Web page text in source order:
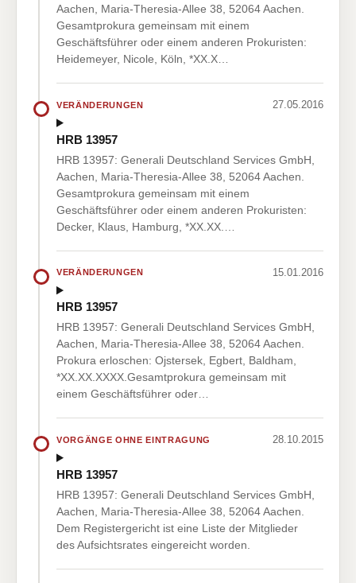
Aachen, Maria-Theresia-Allee 38, 52064 Aachen.
Gesamtprokura gemeinsam mit einem
Geschäftsführer oder einem anderen Prokuristen:
Heidemeyer, Nicole, Köln, *XX.X…
VERÄNDERUNGEN 27.05.2016
HRB 13957
HRB 13957: Generali Deutschland Services GmbH,
Aachen, Maria-Theresia-Allee 38, 52064 Aachen.
Gesamtprokura gemeinsam mit einem
Geschäftsführer oder einem anderen Prokuristen:
Decker, Klaus, Hamburg, *XX.XX.…
VERÄNDERUNGEN 15.01.2016
HRB 13957
HRB 13957: Generali Deutschland Services GmbH,
Aachen, Maria-Theresia-Allee 38, 52064 Aachen.
Prokura erloschen: Ojstersek, Egbert, Baldham,
*XX.XX.XXXX.Gesamtprokura gemeinsam mit
einem Geschäftsführer oder…
VORGÄNGE OHNE EINTRAGUNG 28.10.2015
HRB 13957
HRB 13957: Generali Deutschland Services GmbH,
Aachen, Maria-Theresia-Allee 38, 52064 Aachen.
Dem Registergericht ist eine Liste der Mitglieder
des Aufsichtsrates eingereicht worden.